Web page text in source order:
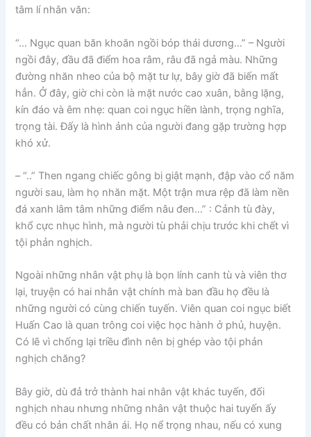
tâm lí nhân văn:
“… Ngục quan băn khoăn ngồi bóp thái dương…” – Người
ngồi đây, đầu đã điểm hoa râm, râu đã ngả màu. Những
đường nhăn nheo của bộ mặt tư lự, bây giờ đã biến mất
hẳn. Ở đây, giờ chi còn là mặt nước cao xuân, bằng lặng,
kín đáo và êm nhẹ: quan coi ngục hiền lành, trọng nghĩa,
trọng tài. Đấy là hình ảnh của người đang gặp trường hợp
khó xử.
– “..” Then ngang chiếc gông bị giật mạnh, đập vào cổ năm
người sau, làm họ nhăn mặt. Một trận mưa rệp đã làm nền
đá xanh lâm tâm những điểm nâu đen…” : Cảnh tù đày,
khổ cực nhục hình, mà người tù phải chịu trước khi chết vì
tội phản nghịch.
Ngoài những nhân vật phụ là bọn lính canh tù và viên thơ
lại, truyện có hai nhân vật chính mà ban đầu họ đều là
những người có cùng chiến tuyến. Viên quan coi ngục biết
Huấn Cao là quan trông coi việc học hành ở phủ, huyện.
Có lẽ vì chống lại triều đình nên bị ghép vào tội phản
nghịch chăng?
Bây giờ, dù đả trở thành hai nhân vật khác tuyến, đối
nghịch nhau nhưng những nhân vật thuộc hai tuyến ấy
đều có bản chất nhân ái. Họ nể trọng nhau, nếu có xung